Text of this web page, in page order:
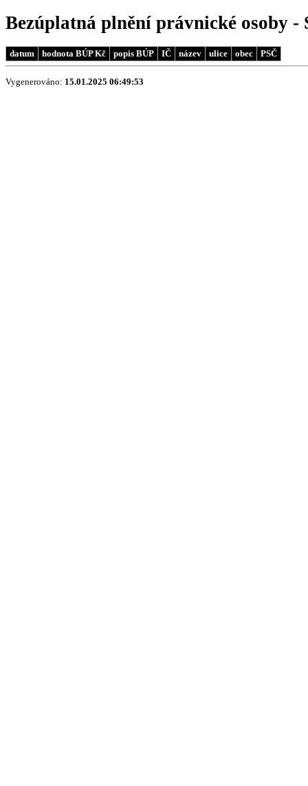
Bezúplatná plnění právnické osoby
datum hodnota BÚP Kč popis BÚP IČ název ulice obec PSČ
Vygenerováno: 15.01.2025 06:49:53